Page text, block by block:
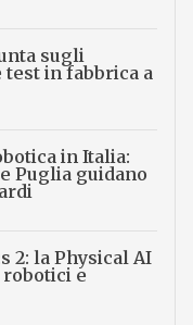
sugli
in fabbrica a
in Italia:
Puglia guidano
2: la Physical AI
e